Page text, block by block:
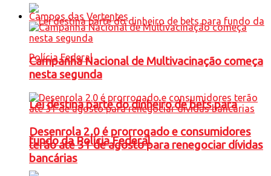
Lei destina parte do dinheiro de bets para
fundo da Polícia Federal
Campos das Vertentes
Campanha Nacional de Multivacinação começa
nesta segunda
Desenrola 2.0 é prorrogado e consumidores
terão até 31 de agosto para renegociar dívidas
bancárias